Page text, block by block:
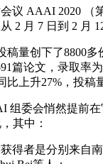
AAAI 2020 （
2 月 7 日到 2 月
量创下了8800多
篇论文，录取率
上升27%，投稿
委会悄然提前在
其中：
者是分别来自南